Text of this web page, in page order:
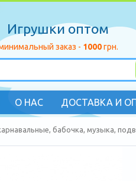
Игрушки оптом
заказ - 1000грн.
О НАС ДОСТАВКА И
бабочка, музыка,